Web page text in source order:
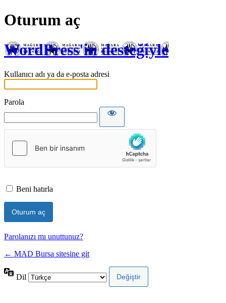
Oturum aç
WordPress'in desteğiyle
Kullanıcı adı ya da e-posta adresi
Parola
Beni hatırla
Parolanızı mı unuttunuz?
← MAD Bursa sitesine git
Dil